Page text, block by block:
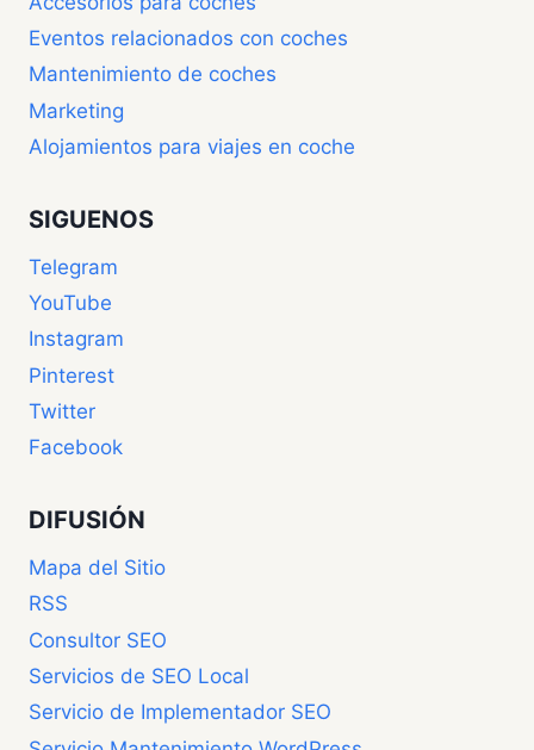
Eventos relacionados con coches
Mantenimiento de coches
Marketing
Alojamientos para viajes en coche
SIGUENOS
Telegram
YouTube
Instagram
Pinterest
Twitter
Facebook
DIFUSIÓN
Mapa del Sitio
RSS
Consultor SEO
Servicios de SEO Local
Servicio de Implementador SEO